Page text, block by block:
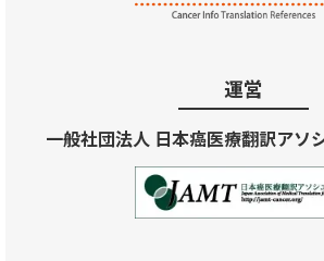
運営
一般社団法人 日本癌医療翻訳アソ